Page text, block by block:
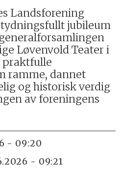
Landsforening
jubileum
Løvenvold Teater i
praktfulle
ramme, dannet
og historisk verdig
av foreningens
- 09:20
- 09:21